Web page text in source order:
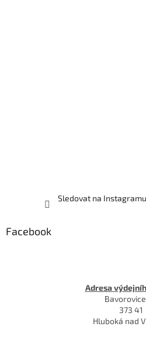
Sledovat na Instagramu
Facebook
Adresa
373 41
Hluboká nad